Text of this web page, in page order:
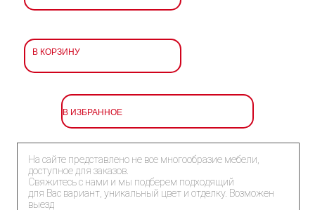
В КОРЗИНУ
В ИЗБРАННОЕ
На сайте представлено не все многообразие мебели,
доступное для заказов.
Свяжитесь с нами и мы подберем подходящий
для Вас вариант, уникальный цвет и отделку. Возможен
выезд